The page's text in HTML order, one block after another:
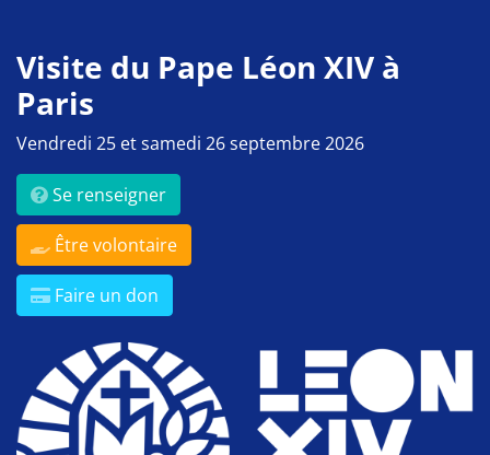
Visite du Pape Léon XIV à
Paris
Vendredi 25 et samedi 26 septembre 2026
Se renseigner
Être volontaire
Faire un don